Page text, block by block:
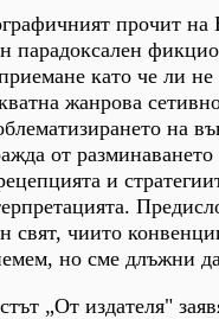
прочит на
парадоксален
като че ли
жанрова
на
от
и
свят, чиито
но сме длъжни
„От издателя"